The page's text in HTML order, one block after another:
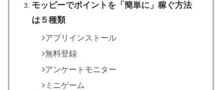
モッピーでポイントを「簡単に」稼ぐ方法
は５種類
アプリインストール
無料登録
アンケートモニター
ミニゲーム